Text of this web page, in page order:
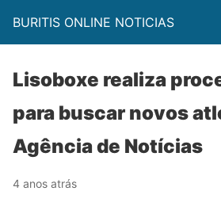
BURITIS ONLINE NOTICIAS
Lisoboxe realiza
para buscar novos
Agência de Notícias
4 anos atrás